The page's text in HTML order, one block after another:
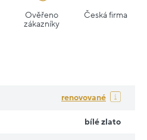
Ověřeno
zákazníky
Česká firma
renovované
bílé zlato